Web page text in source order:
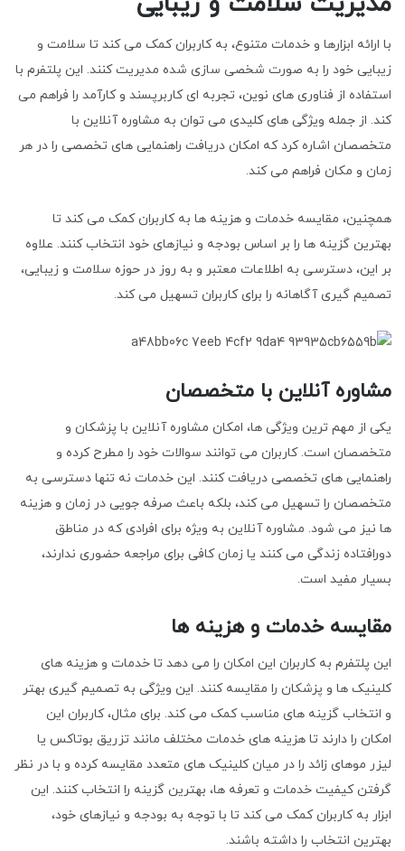
با ارائه ابزارها و خدمات متنوع، به کاربران کمک می کند تا سلامت و
زیبایی خود را به صورت شخصی سازی شده مدیریت کنند. این پلتفرم با
استفاده از فناوری های نوین، تجربه ای کاربرپسند و کارآمد را فراهم می
کند. از جمله ویژگی های کلیدی می توان به مشاوره آنلاین با
متخصصان اشاره کرد که امکان دریافت راهنمایی های تخصصی را در هر
زمان و مکان فراهم می کند.
همچنین، مقایسه خدمات و هزینه ها به کاربران کمک می کند تا
بهترین گزینه ها را بر اساس بودجه و نیازهای خود انتخاب کنند. علاوه
بر این، دسترسی به اطلاعات معتبر و به روز در حوزه سلامت و زیبایی،
تصمیم گیری آگاهانه را برای کاربران تسهیل می کند.
مشاوره آنلاین با متخصصان
یکی از مهم ترین ویژگی ها، امکان مشاوره آنلاین با پزشکان و
متخصصان است. کاربران می توانند سوالات خود را مطرح کرده و
راهنمایی های تخصصی دریافت کنند. این خدمات نه تنها دسترسی به
متخصصان را تسهیل می کند، بلکه باعث صرفه جویی در زمان و هزینه
ها نیز می شود. مشاوره آنلاین به ویژه برای افرادی که در مناطق
دورافتاده زندگی می کنند یا زمان کافی برای مراجعه حضوری ندارند،
بسیار مفید است.
مقایسه خدمات و هزینه ها
این پلتفرم به کاربران این امکان را می دهد تا خدمات و هزینه های
کلینیک ها و پزشکان را مقایسه کنند. این ویژگی به تصمیم گیری بهتر
و انتخاب گزینه های مناسب کمک می کند. برای مثال، کاربران این
امکان را دارند تا هزینه های خدمات مختلف مانند تزریق بوتاکس یا
لیزر موهای زائد را در میان کلینیک های متعدد مقایسه کرده و با در نظر
گرفتن کیفیت خدمات و تعرفه ها، بهترین گزینه را انتخاب کنند. این
ابزار به کاربران کمک می کند تا با توجه به بودجه و نیازهای خود،
بهترین انتخاب را داشته باشند.